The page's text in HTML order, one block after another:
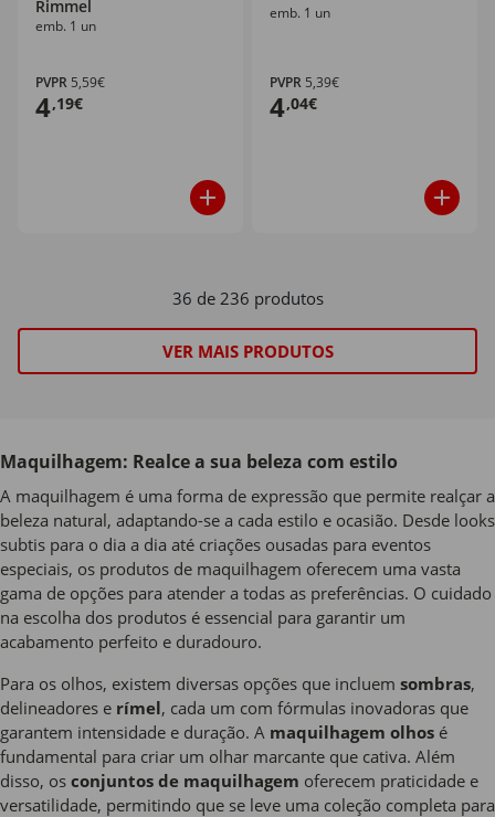
Rimmel
emb. 1 un
PVPR 5,59€
4,19€
emb. 1 un
PVPR 5,39€
4,04€
36 de 236 produtos
VER MAIS PRODUTOS
Maquilhagem: Realce a sua beleza com estilo
A maquilhagem é uma forma de expressão que permite realçar a
beleza natural, adaptando-se a cada estilo e ocasião. Desde looks
subtis para o dia a dia até criações ousadas para eventos
especiais, os produtos de maquilhagem oferecem uma vasta
gama de opções para atender a todas as preferências. O cuidado
na escolha dos produtos é essencial para garantir um
acabamento perfeito e duradouro.
Para os olhos, existem diversas opções que incluem sombras,
delineadores e rímel, cada um com fórmulas inovadoras que
garantem intensidade e duração. A maquilhagem olhos é
fundamental para criar um olhar marcante que cativa. Além
disso, os conjuntos de maquilhagem oferecem praticidade e
versatilidade, permitindo que se leve uma coleção completa para